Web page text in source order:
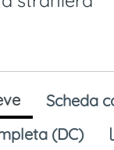
Scheda
(DC)